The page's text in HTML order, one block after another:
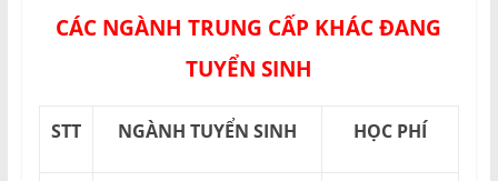
CÁC NGÀNH TRUNG CẤP KHÁC ĐANG
TUYỂN SINH
STT NGÀNH TUYỂN SINH HỌC PHÍ